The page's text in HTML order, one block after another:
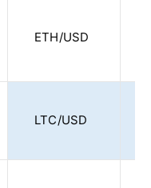
ETH/USD
LTC/USD